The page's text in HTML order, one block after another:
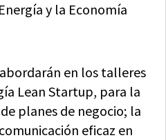
y la Economía
en los talleres
Lean Startup, para la
planes de negocio; la
eficaz en